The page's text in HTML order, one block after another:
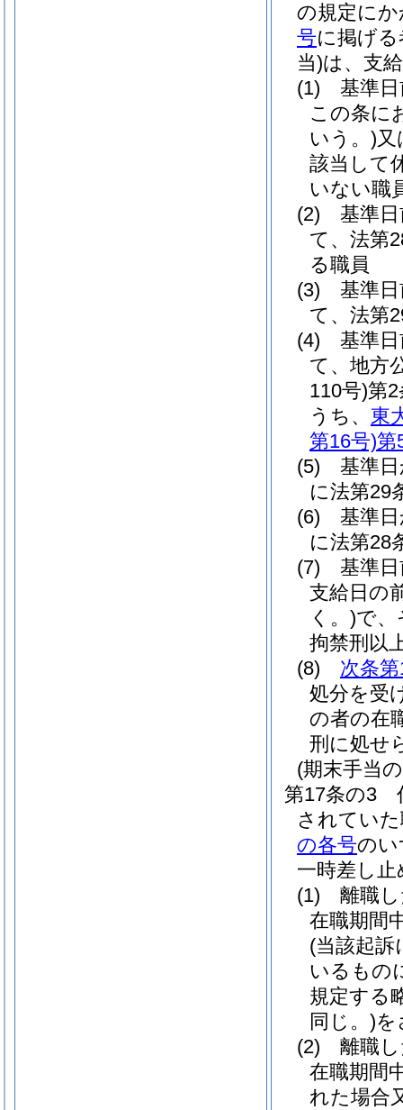
の規定に
号に掲げ
当)は、支
(1)
基準
この条に
いう。)
該当して
いない職
(2)
基準
て、法第
る職員
(3)
基準
て、法第
(4)
基準
て、地方
110号)第
うち、 東
第16号)第
(5)
基準
に法第29
(6)
基準
に法第28
(7)
基準
支給日の
く。)で、
拘禁刑以
(8)
次条
処分を受
の者の在
刑に処せ
(期末手当
第17条の3
されてい
の各号のい
一時差し
(1)
離職
在職期間
(当該起
いるもの
規定する
同じ。)を
(2)
離職
在職期間
れた場合